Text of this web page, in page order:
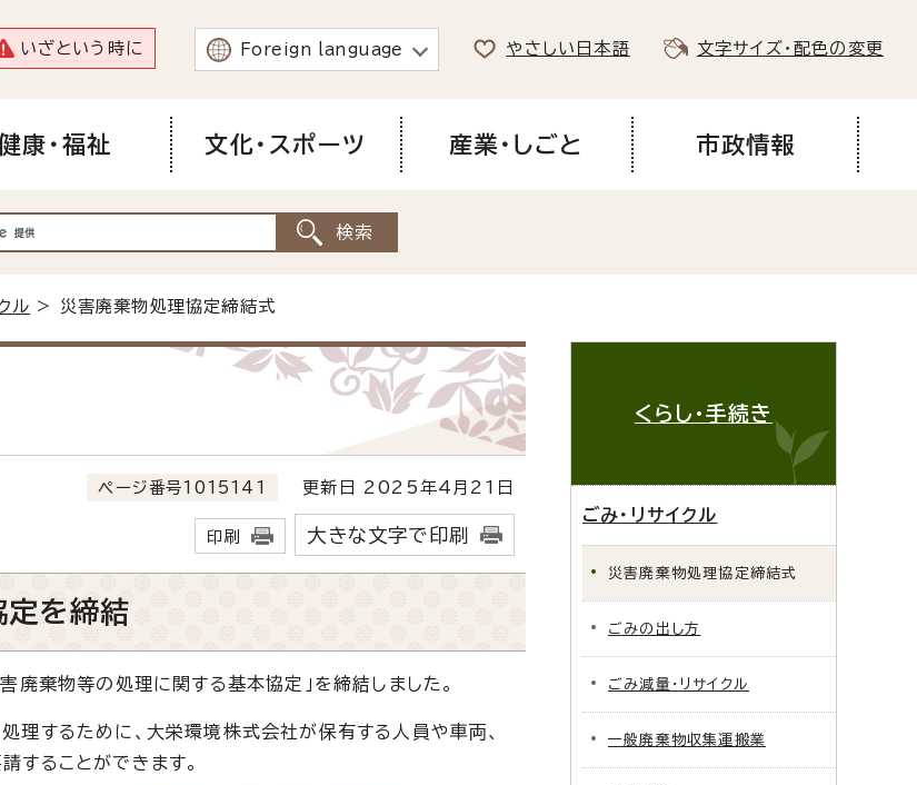
いざという時に Foreign language やさしい日本語 文字サイズ・配色の変更
康・福祉 文化・スポーツ 産業・しごと 市政情報
ル > 災害廃棄物処理協定締結式
ページ番号1015141 更新日 2025年4月21日
印刷 大きな文字で印刷
定を締結
棄物等の処理に関する基本協定」を締結しました。
するために、大栄環境株式会社が保有する人員や車両、
することができます。
くらし・手続き
ごみ・リサイクル
災害廃棄物処理協定締結式
ごみの出し方
ごみ減量・リサイクル
一般廃棄物収集運搬業